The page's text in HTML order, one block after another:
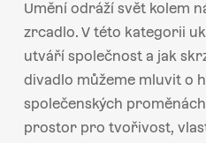
Umění odráží svět kolem
zrcadlo. V této kategorii
utváří společnost a jak
divadlo můžeme mluvit o
společenských
prostor pro tvořivost,